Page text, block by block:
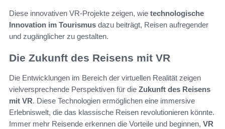
Diese innovativen VR-Projekte zeigen, wie technologische
Innovation im Tourismus dazu beiträgt, Reisen aufregender
und zugänglicher zu gestalten.
Die Zukunft des Reisens mit VR
Die Entwicklungen im Bereich der virtuellen Realität zeigen
vielversprechende Perspektiven für die Zukunft des Reisens
mit VR. Diese Technologien ermöglichen eine immersive
Erlebniswelt, die das klassische Reisen revolutionieren könnte.
Immer mehr Reisende erkennen die Vorteile und beginnen, VR